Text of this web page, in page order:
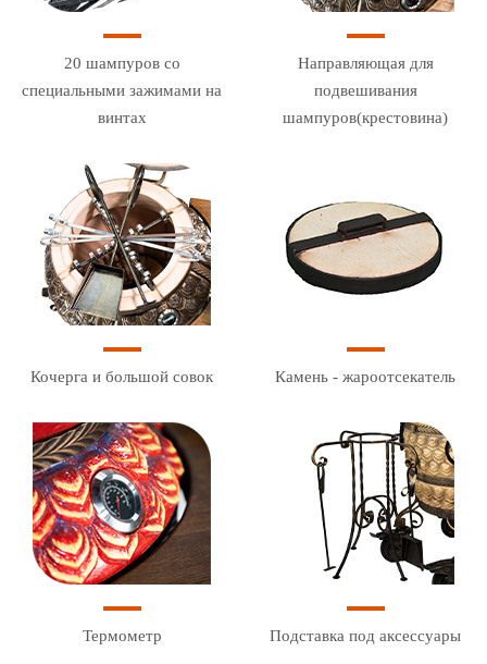
20 шампуров со
специальными зажимами на
винтах
Направляющая для
подвешивания
шампуров(крестовина)
Кочерга и большой совок Камень - жароотсекатель
Термометр Подставка под аксессуары